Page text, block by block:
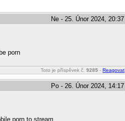
Ne - 25. Únor 2024, 20:37
porn
Toto je příspěvek č.9285 - Reagovat
Po - 26. Únor 2024, 14:17
porn to stream